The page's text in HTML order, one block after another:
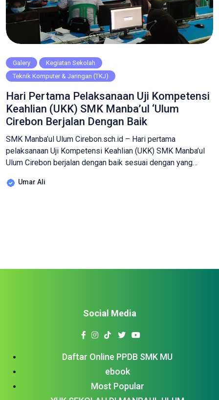
Galery
Kegiatan Sekolah
Teknik Komputer & Jaringan (TKJ)
Hari Pertama Pelaksanaan Uji Kompetensi
Keahlian (UKK) SMK Manba’ul ‘Ulum
Cirebon Berjalan Dengan Baik
SMK Manba’ul Ulum Cirebon.sch.id – Hari pertama
pelaksanaan Uji Kompetensi Keahlian (UKK) SMK Manba’ul
Ulum Cirebon berjalan dengan baik sesuai dengan yang
pelaksanaan UKK diikuti oleh lima Program Keahlian, yaitu
Umar Ali
Daftar Online PPDB SMK MU
ebook
Most Popular
Social Media